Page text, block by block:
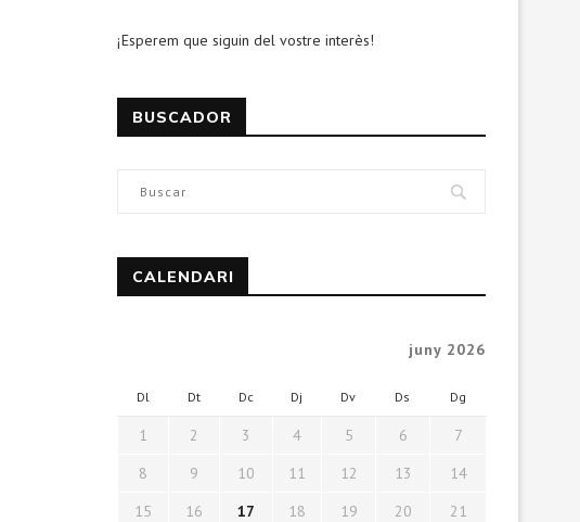
¡Esperem que siguin del vostre interès!
BUSCADOR
CALENDARI
juny 2026
Dl Dt Dc Dj Dv Ds Dg
1 2 3 4 5 6
7
8
9 10 11 12 13
14
15
16 17 18 19 20
21